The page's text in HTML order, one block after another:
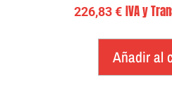
226,83€ IVA y
Añadir al